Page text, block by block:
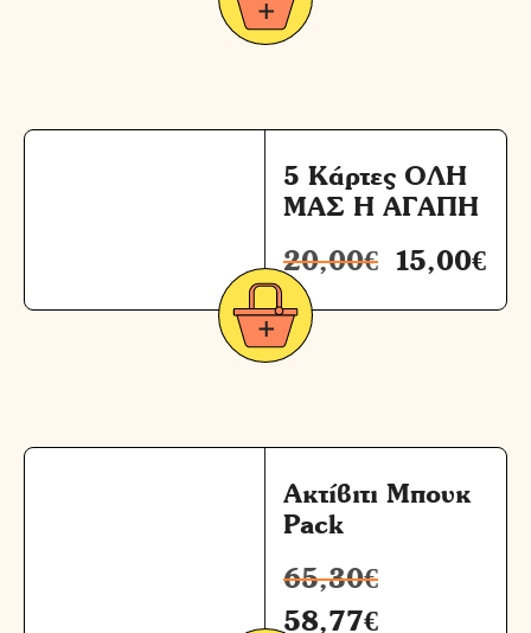
5 Κάρτες ΟΛΗ
ΜΑΣ Η ΑΓΑΠΗ
20,00€ 15,00€
Ακτίβιτι Μπουκ
Pack
65,30€
58,77€